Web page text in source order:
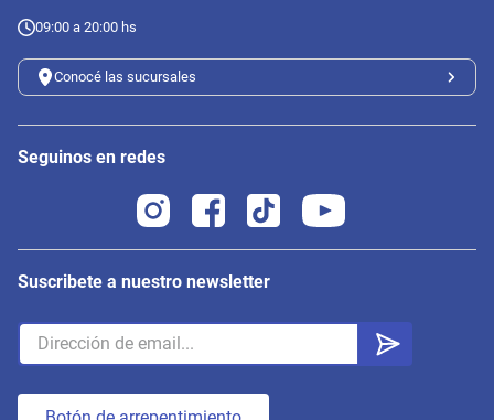
09:00 a 20:00 hs
Conocé las sucursales
Seguinos en redes
Suscribete a nuestro newsletter